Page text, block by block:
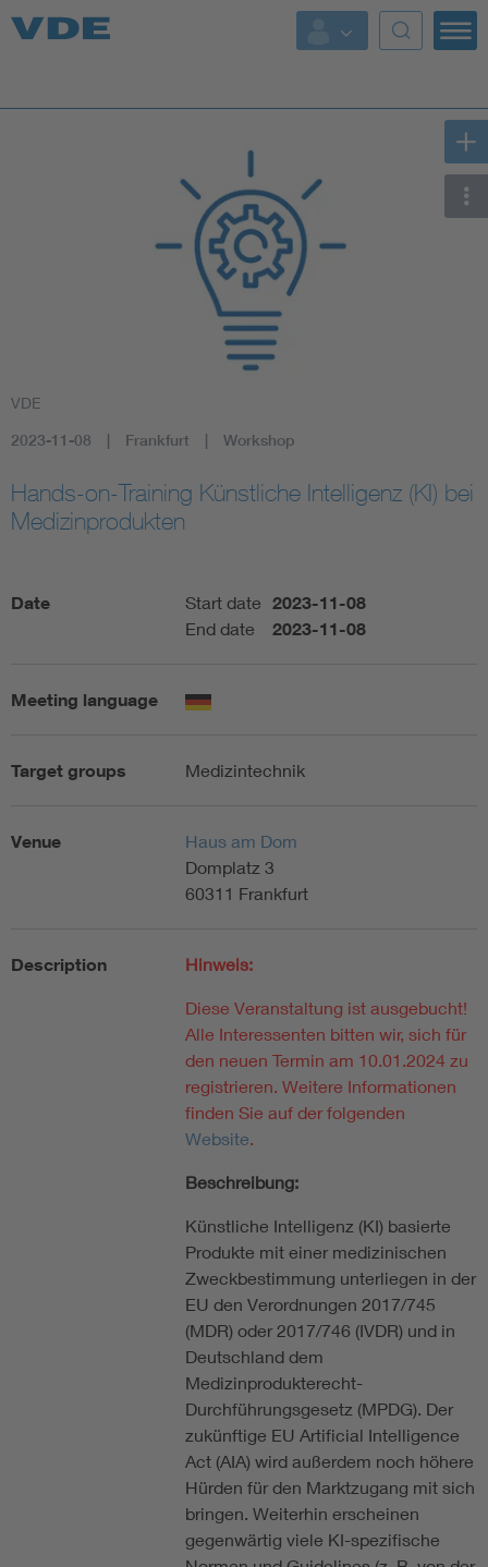
Key Topics
Key Topics
Standardization
Artificial Intelligence
Digital Security
VDE
2023-11-08 Frankfurt Workshop
Hands-on-Training Künstliche Intelligenz (KI) bei
Medizinprodukten
Date Start date 2023-11-08
End date 2023-11-08
Meeting language
Target groups Medizintechnik
Venue
Haus am Dom
Domplatz 3
60311 Frankfurt
Description Hinweis:
Diese Veranstaltung ist ausgebucht!
Alle Interessenten bitten wir, sich für
den neuen Termin am 10.01.2024 zu
registrieren. Weitere Informationen
finden Sie auf der folgenden
Website.
Beschreibung:
Künstliche Intelligenz (KI) basierte
Produkte mit einer medizinischen
Zweckbestimmung unterliegen in der
EU den Verordnungen 2017/745
(MDR) oder 2017/746 (IVDR) und in
Deutschland dem
Medizinprodukterecht-
Durchführungsgesetz (MPDG). Der
zukünftige EU Artificial Intelligence
Act (AIA) wird außerdem noch höhere
Hürden für den Marktzugang mit sich
bringen. Weiterhin erscheinen
gegenwärtig viele KI-spezifische